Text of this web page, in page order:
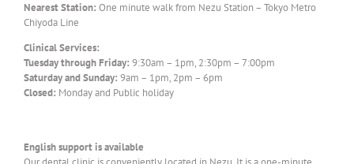
Nearest Station: One minute walk from Nezu Station – Tokyo Metro
Chiyoda Line
Clinical Services:
Tuesday through Friday: 9:30am – 1pm, 2:30pm – 7:00pm
Saturday and Sunday: 9am – 1pm, 2pm – 6pm
Closed: Monday and Public holiday
English support is available